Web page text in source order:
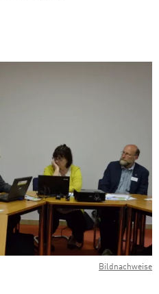
Bildnachweise